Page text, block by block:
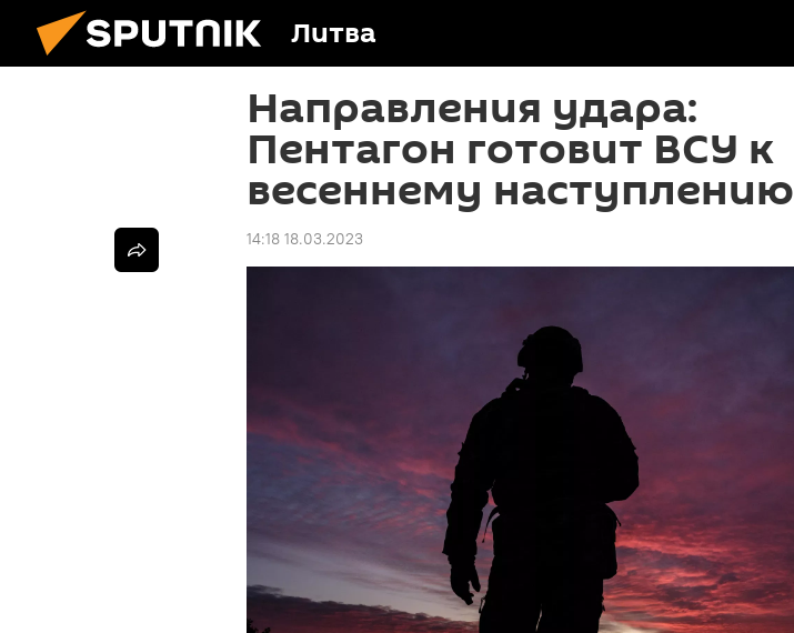
Литва
Направления удара:
Пентагон готовит ВСУ к
весеннему наступлению
14:18 18.03.2023